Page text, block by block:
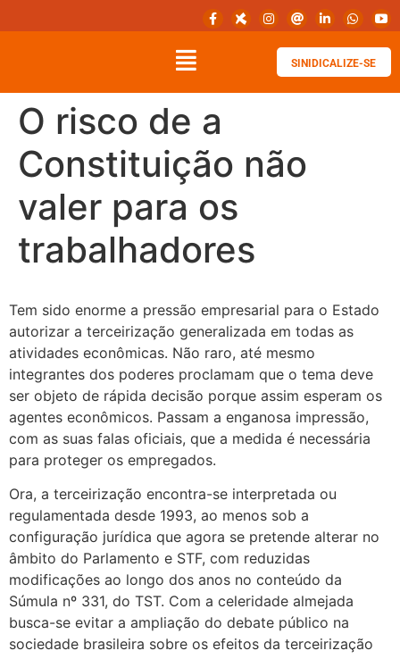
SINIDICALIZE-SE
O risco de a
Constituição não
valer para os
trabalhadores
Tem sido enorme a pressão empresarial para o Estado
autorizar a terceirização generalizada em todas as
atividades econômicas. Não raro, até mesmo
integrantes dos poderes proclamam que o tema deve
ser objeto de rápida decisão porque assim esperam os
agentes econômicos. Passam a enganosa impressão,
com as suas falas oficiais, que a medida é necessária
para proteger os empregados.
Ora, a terceirização encontra-se interpretada ou
regulamentada desde 1993, ao menos sob a
configuração jurídica que agora se pretende alterar no
âmbito do Parlamento e STF, com reduzidas
modificações ao longo dos anos no conteúdo da
Súmula nº 331, do TST. Com a celeridade almejada
busca-se evitar a ampliação do debate público na
sociedade brasileira sobre os efeitos da terceirização